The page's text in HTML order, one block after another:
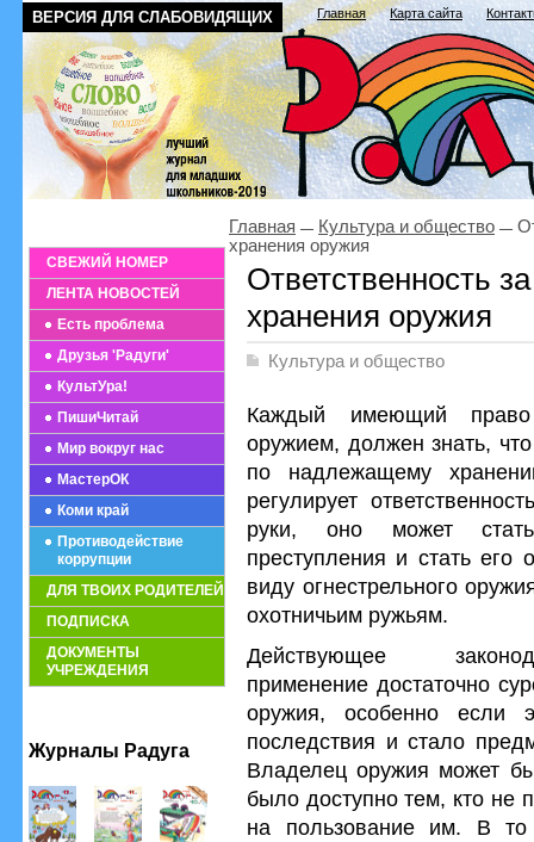
ВЕРСИЯ ДЛЯ СЛАБОВИДЯЩИХ Главная Карта сайта
СВЕЖИЙ НОМЕР
ЛЕНТА НОВОСТЕЙ
Есть проблема
Друзья 'Радуги'
КультУра!
ПишиЧитай
Мир вокруг нас
МастерОК
Коми край
Противодействие
коррупции
ДЛЯ ТВОИХ РОДИТЕЛЕЙ
ПОДПИСКА
ДОКУМЕНТЫ
УЧРЕЖДЕНИЯ
Журналы Радуга
Главная Культура и общество
хранения оружия
Ответственность
хранения оружия
Культура и общество
Каждый имеющий
оружием, должен знать,
по надлежащему
регулирует
руки, оно может стать
преступления и стать
виду огнестрельного
охотничьим ружьям.
Действующее
применение достаточно
оружия, особенно если
последствия и стало
Владелец оружия может
было доступно тем, кто не
на пользование им. В